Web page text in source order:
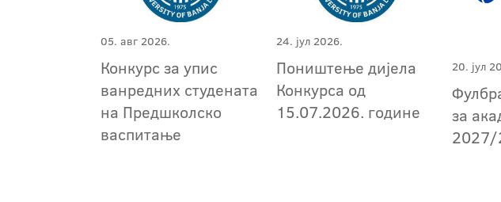
05. авг 2026.
Конкурс за упис
ванредних студената
на Предшколско
васпитање
24. јул 2026.
Поништење дијела
Конкурса од
15.07.2026. године
20. јул
за
2027/